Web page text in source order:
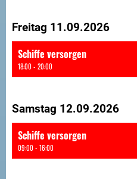
Freitag 11.09.2026
Schiffe versorgen
18:00 - 20:00
Samstag 12.09.2026
Schiffe versorgen
09:00 - 16:00